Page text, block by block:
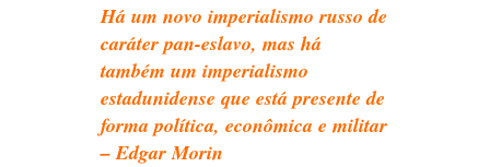
Há um novo imperialismo russo de
caráter pan-eslavo, mas há
também um imperialismo
estadunidense que está presente de
forma política, econômica e militar
– Edgar Morin